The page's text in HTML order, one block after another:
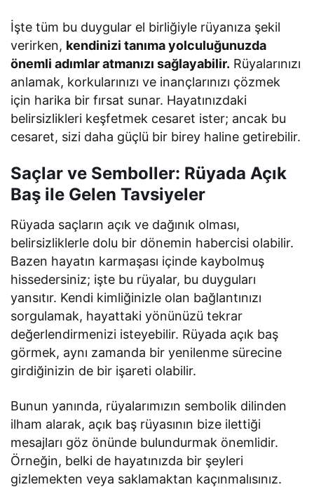
İşte tüm bu duygular el birliğiyle rüyanıza şekil
verirken, kendinizi tanıma yolculuğunuzda
önemli adımlar atmanızı sağlayabilir. Rüyalarınızı
anlamak, korkularınızı ve inançlarınızı çözmek
için harika bir fırsat sunar. Hayatınızdaki
belirsizlikleri keşfetmek cesaret ister; ancak bu
cesaret, sizi daha güçlü bir birey haline getirebilir.
Saçlar ve Semboller: Rüyada Açık
Baş ile Gelen Tavsiyeler
Rüyada saçların açık ve dağınık olması,
belirsizliklerle dolu bir dönemin habercisi olabilir.
Bazen hayatın karmaşası içinde kaybolmuş
hissedersiniz; işte bu rüyalar, bu duyguları
yansıtır. Kendi kimliğinizle olan bağlantınızı
sorgulamak, hayattaki yönünüzü tekrar
değerlendirmenizi isteyebilir. Rüyada açık baş
görmek, aynı zamanda bir yenilenme sürecine
girdiğinizin de bir işareti olabilir.
Bunun yanında, rüyalarımızın sembolik dilinden
ilham alarak, açık baş rüyasının bize ilettiği
mesajları göz önünde bulundurmak önemlidir.
Örneğin, belki de hayatınızda bir şeyleri
gizlemekten veya saklamaktan kaçınmalısınız.